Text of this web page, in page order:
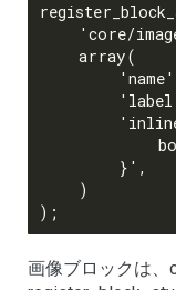
'core/
    array(
        }',
    )
画像ブロックは、